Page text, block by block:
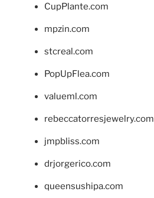
CupPlante.com
mpzin.com
stcreal.com
PopUpFlea.com
valueml.com
rebeccatorresjewelry.com
jmpbliss.com
drjorgerico.com
queensushipa.com